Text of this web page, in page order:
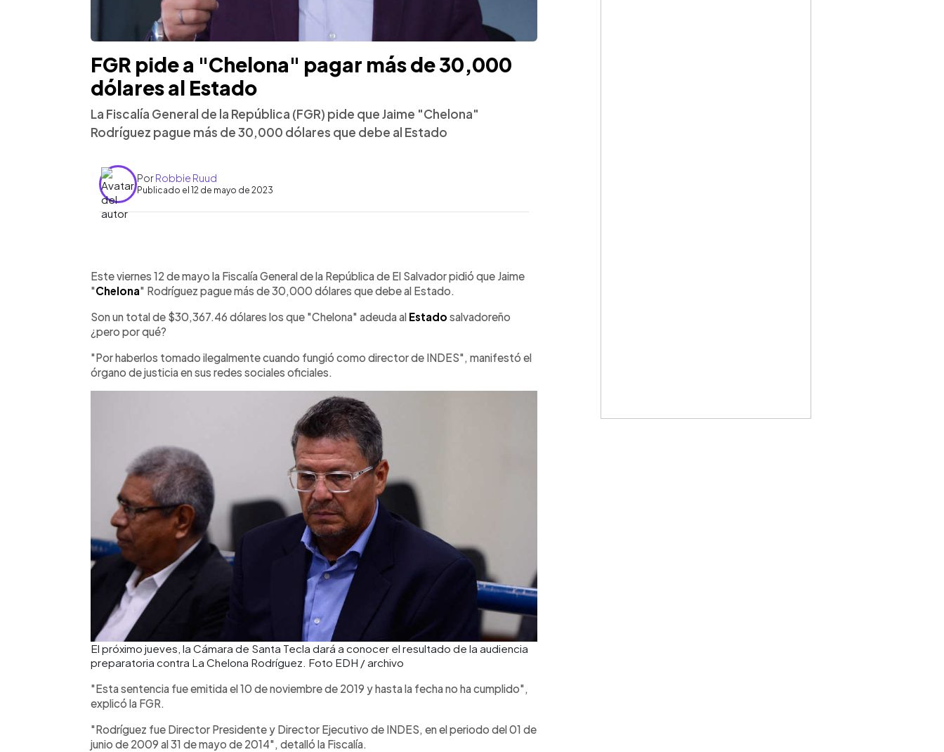
FGR pide a "Chelona" pagar más de 30,000
dólares al Estado
La Fiscalía General de la República (FGR) pide que Jaime "Chelona"
Rodríguez pague más de 30,000 dólares que debe al Estado
PorRobbie Ruud
Publicado el 12 de mayo de 2023
Escuchar artículo
Este viernes 12 de mayo la Fiscalía General de la República de El Salvador pidió que Jaime
"Chelona" Rodríguez pague más de 30,000 dólares que debe al Estado.
Son un total de $30,367.46 dólares los que "Chelona" adeuda al Estado salvadoreño
¿pero por qué?
"Por haberlos tomado ilegalmente cuando fungió como director de INDES", manifestó el
órgano de justicia en sus redes sociales oficiales.
El próximo jueves, la Cámara de Santa Tecla dará a conocer el resultado de la audiencia
preparatoria contra La Chelona Rodríguez. Foto EDH / archivo
"Esta sentencia fue emitida el 10 de noviembre de 2019 y hasta la fecha no ha cumplido",
explicó la FGR.
"Rodríguez fue Director Presidente y Director Ejecutivo de INDES, en el periodo del 01 de
junio de 2009 al 31 de mayo de 2014", detalló la Fiscalía.